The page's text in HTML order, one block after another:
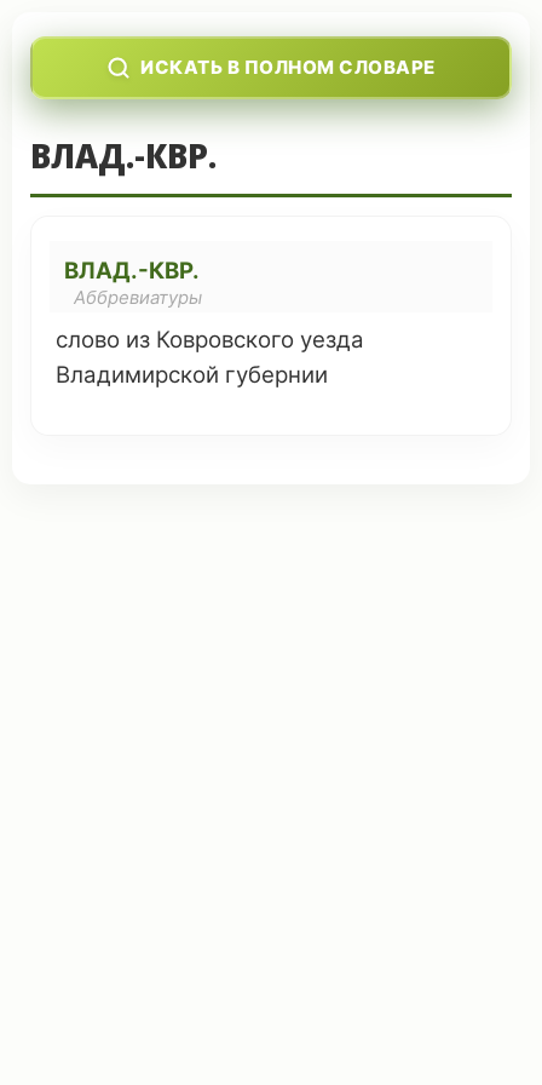
ИСКАТЬ В ПОЛНОМ СЛОВАРЕ
ВЛАД.-КВР.
ВЛАД.-КВР.
Аббревиатуры
слово из Ковровского уезда
Владимирской губернии